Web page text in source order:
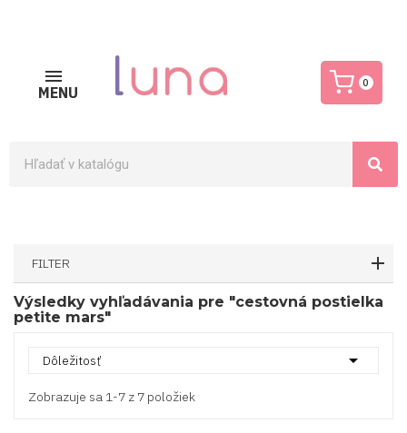
MENU
0
FILTER
Výsledky vyhľadávania pre "cestovná postielka
petite mars"
Dôležitosť 
Zobrazuje sa 1-7 z 7 položiek